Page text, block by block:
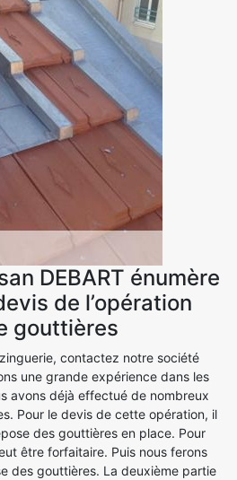
DEBART énumère
de l’opération
gouttières
contactez notre société
une grande expérience dans les
avons déjà effectué de nombreux
Pour le devis de cette opération, il
des gouttières en place. Pour
être forfaitaire. Puis nous ferons
des gouttières. La deuxième partie